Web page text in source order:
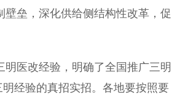
垒，深化供给侧结构性改革，促
医改经验，明确了全国推广三明
经验的真招实招。各地要按照要